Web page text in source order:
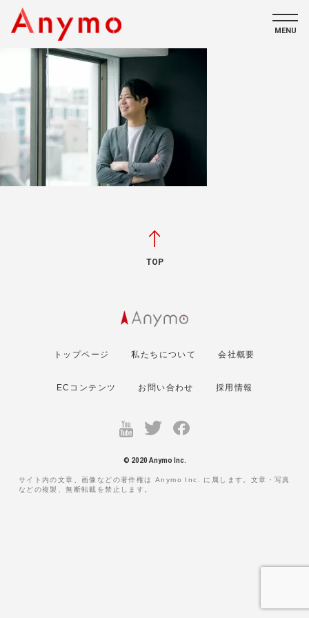
ECコンテンツ
採用情報
CONTACT
MENU
TOP
トップページ 私たちについて 会社概要
ECコンテンツ お問い合わせ 採用情報
© 2020 Anymo Inc.
サイト内の文章、画像などの著作権は Anymo Inc. に属します。文章・写真
などの複製、無断転載を禁止します。